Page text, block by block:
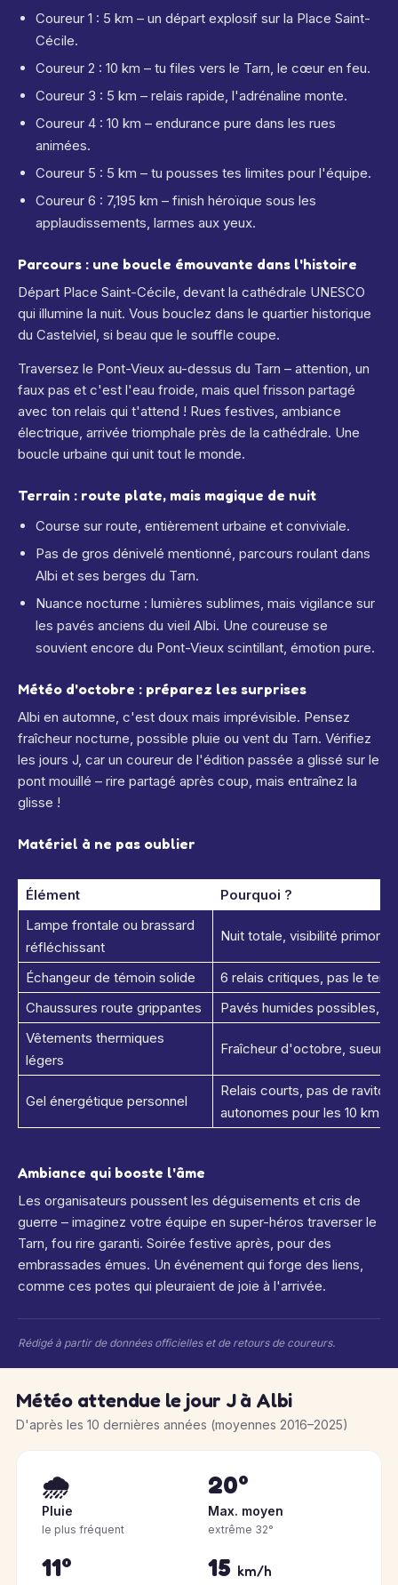
Coureur 1 : 5 km – un départ explosif sur la Place Saint-
Cécile.
Coureur 2 : 10 km – tu files vers le Tarn, le cœur en feu.
Coureur 3 : 5 km – relais rapide, l'adrénaline monte.
Coureur 4 : 10 km – endurance pure dans les rues
animées.
Coureur 5 : 5 km – tu pousses tes limites pour l'équipe.
Coureur 6 : 7,195 km – finish héroïque sous les
applaudissements, larmes aux yeux.
Parcours : une boucle émouvante dans l'histoire
Départ Place Saint-Cécile, devant la cathédrale UNESCO
qui illumine la nuit. Vous bouclez dans le quartier historique
du Castelviel, si beau que le souffle coupe.
Traversez le Pont-Vieux au-dessus du Tarn – attention, un
faux pas et c'est l'eau froide, mais quel frisson partagé
avec ton relais qui t'attend ! Rues festives, ambiance
électrique, arrivée triomphale près de la cathédrale. Une
boucle urbaine qui unit tout le monde.
Terrain : route plate, mais magique de nuit
Course sur route, entièrement urbaine et conviviale.
Pas de gros dénivelé mentionné, parcours roulant dans
Albi et ses berges du Tarn.
Nuance nocturne : lumières sublimes, mais vigilance sur
les pavés anciens du vieil Albi. Une coureuse se
souvient encore du Pont-Vieux scintillant, émotion pure.
Météo d'octobre : préparez les surprises
Albi en automne, c'est doux mais imprévisible. Pensez
fraîcheur nocturne, possible pluie ou vent du Tarn. Vérifiez
les jours J, car un coureur de l'édition passée a glissé sur le
pont mouillé – rire partagé après coup, mais entraînez la
glisse !
Matériel à ne pas oublier
Élément
Pourquoi ?
Lampe frontale ou brassard
réfléchissant
Nuit totale, visibilité
Échangeur de témoin solide
6 relais critiques, pas le
Chaussures route grippantes
Pavés humides possibles,
Vêtements thermiques
légers
Fraîcheur d'octobre, sueur
Gel énergétique personnel
Relais courts, pas de
autonomes pour les 10 km.
Ambiance qui booste l'âme
Les organisateurs poussent les déguisements et cris de
guerre – imaginez votre équipe en super-héros traverser le
Tarn, fou rire garanti. Soirée festive après, pour des
embrassades émues. Un événement qui forge des liens,
comme ces potes qui pleuraient de joie à l'arrivée.
Rédigé à partir de données officielles et de retours de coureurs.
Météo attendue le jour J à Albi
D'après les 10 dernières années (moyennes 2016–2025)
🌧️
Pluie
le plus fréquent
20°
Max. moyen
extrême 32°
11° 15 km/h